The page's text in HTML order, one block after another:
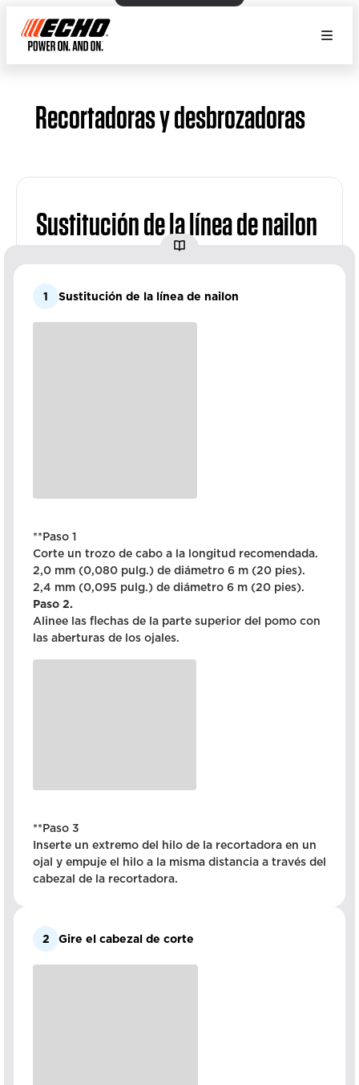
Recortadoras y desbrozadoras
Sustitución de la línea de nailon
1 Sustitución de la línea de nailon
**Paso 1
Corte un trozo de cabo a la longitud recomendada.
2,0 mm (0,080 pulg.) de diámetro 6 m (20 pies).
2,4 mm (0,095 pulg.) de diámetro 6 m (20 pies).
Paso 2.
Alinee las flechas de la parte superior del pomo con
las aberturas de los ojales.
**Paso 3
Inserte un extremo del hilo de la recortadora en un
ojal y empuje el hilo a la misma distancia a través del
cabezal de la recortadora.
2 Gire el cabezal de corte